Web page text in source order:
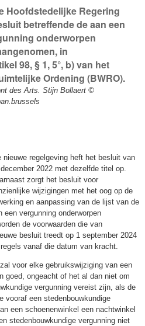
Hoofdstedelijke Regering
betreffende de aan een
onderworpen
in
98, § 1, 5°, b) van het
Ordening (BWRO).
des Arts. Stijn Bollaert ©
nieuwe regelgeving heft het besluit van
2022 met dezelfde titel op.
zorgt het besluit voor
wijzigingen met het oog op de
en aanpassing van de lijst van de
een vergunning onderworpen
de voorwaarden die van
besluit treedt op 1 september 2024
vanaf die datum van kracht.
voor elke gebruikswijziging van een
goed, ongeacht of het al dan niet om
vergunning vereist zijn, als de
vooraf een stedenbouwkundige
een schoenenwinkel een nachtwinkel
stedenbouwkundige vergunning niet